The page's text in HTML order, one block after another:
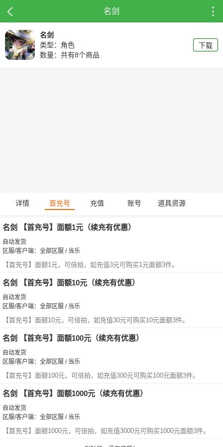
名剑
名剑
类型：角色
数量：共有8个商品
下载
详情 首充号 充值 账号 道具资源
名剑 【首充号】面额1元（续充有优惠）
自动发货
区服/客户端：全部区服 / 当乐
【首充号】面额1元，可倍拍，如充值3元可购买1元面额3件。
名剑 【首充号】面额10元（续充有优惠）
自动发货
区服/客户端：全部区服 / 当乐
【首充号】面额10元，可倍拍，如充值30元可购买10元面额3件。
名剑 【首充号】面额100元（续充有优惠）
自动发货
区服/客户端：全部区服 / 当乐
【首充号】面额100元，可倍拍，如充值300元可购买100元面额3件。
名剑 【首充号】面额1000元（续充有优惠）
自动发货
区服/客户端：全部区服 / 当乐
【首充号】面额1000元，可倍拍，如充值3000元可购买1000元面额3件。